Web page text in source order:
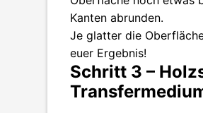
Kanten abrunden.
Je glatter die
euer Ergebnis!
Schritt 3 –